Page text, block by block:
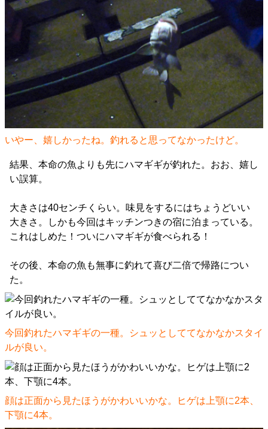
いやー、嬉しかったね。釣れると思ってなかったけど。
結果、本命の魚よりも先にハマギギが釣れた。おお、嬉し
い誤算。
大きさは40センチくらい。味見をするにはちょうどいい
大きさ。しかも今回はキッチンつきの宿に泊まっている。
これはしめた！ついにハマギギが食べられる！
その後、本命の魚も無事に釣れて喜び二倍で帰路につい
た。
今回釣れたハマギギの一種。シュッとしててなかなかスタイ
ルが良い。
顔は正面から見たほうがかわいいかな。ヒゲは上顎に2本、
下顎に4本。